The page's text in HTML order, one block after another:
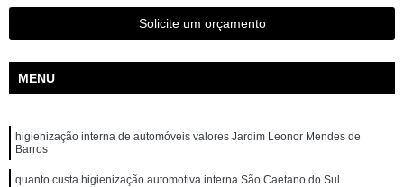
Solicite um orçamento
MENU
higienização interna de automóveis valores Jardim Leonor Mendes de
Barros
quanto custa higienização automotiva interna São Caetano do Sul